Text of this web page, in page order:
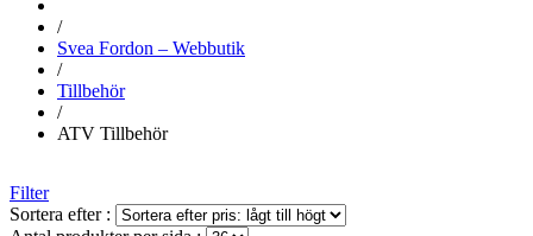
/
Svea Fordon – Webbutik
/
Tillbehör
/
ATV Tillbehör
Filter
Sortera efter :